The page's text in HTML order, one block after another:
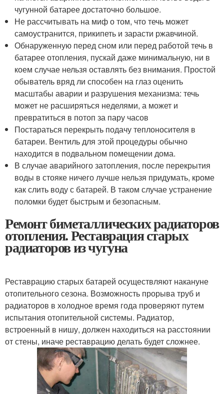
чугунной батарее достаточно большое.
Не рассчитывать на миф о том, что течь может
самоустранится, прикипеть и зарасти ржавчиной.
Обнаруженную перед сном или перед работой течь в
батарее отопления, пускай даже минимальную, ни в
коем случае нельзя оставлять без внимания. Простой
обыватель вряд ли способен на глаз оценить
масштабы аварии и разрушения механизма: течь
может не расширяться неделями, а может и
превратиться в потоп за пару часов
Постараться перекрыть подачу теплоносителя в
батареи. Вентиль для этой процедуры обычно
находится в подвальном помещении дома.
В случае аварийного затопления, после перекрытия
воды в стояке ничего лучше нельзя придумать, кроме
как слить воду с батарей. В таком случае устранение
поломки будет быстрым и безопасным.
Ремонт биметаллических радиаторов
отопления. Реставрация старых
радиаторов из чугуна
Реставрацию старых батарей осуществляют накануне
отопительного сезона. Возможность прорыва труб и
радиаторов в холодное время года проверяют путем
испытания отопительной системы. Радиатор,
встроенный в нишу, должен находиться на расстоянии
от стены, иначе реставрацию делать будет сложнее.